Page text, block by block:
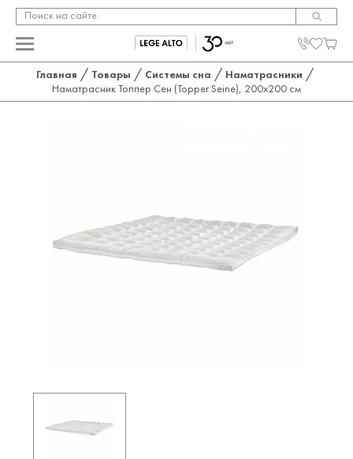
Главная / Товары / Системы сна / Наматрасники /
Наматрасник Топпер Сен (Topper Seine), 200x200 см